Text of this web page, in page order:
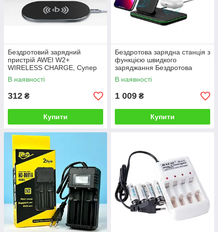
Бездротовий зарядний
пристрій AWEI W2+
WIRELESS CHARGE, Супер
тонкий портативний
зарядний пристрій
В наявності
312 ₴
Купити
Бездротова зарядна станція з
функцією швидкого
заряджання Бездротова
зарядка 3 в 1
В наявності
1 009 ₴
Купити